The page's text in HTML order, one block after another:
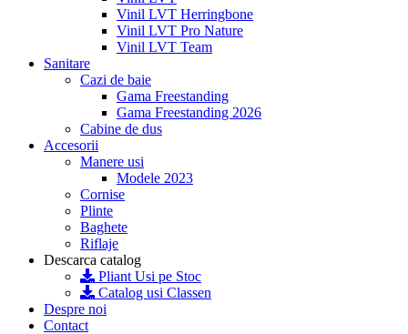
Vinil LVT Herringbone
Vinil LVT Pro Nature
Vinil LVT Team
Sanitare
Cazi de baie
Gama Freestanding
Gama Freestanding 2026
Cabine de dus
Accesorii
Manere usi
Modele 2023
Cornise
Plinte
Baghete
Riflaje
Descarca catalog
Pliant Usi pe Stoc
Catalog usi Classen
Despre noi
Contact